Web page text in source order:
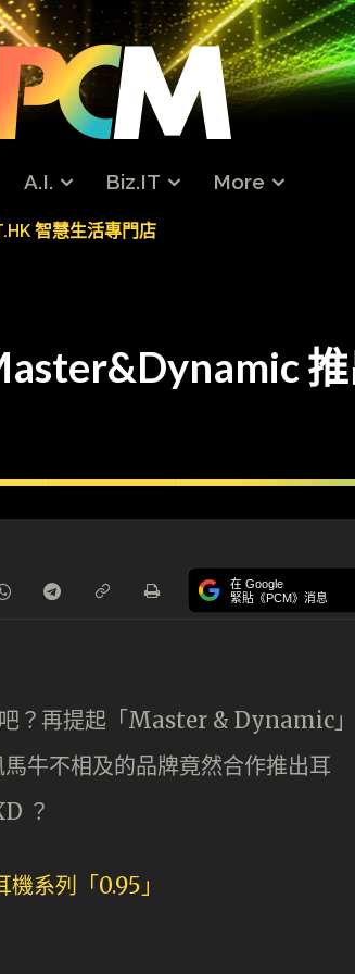
A.I. Biz.IT More
智慧生活專門店
在 Google
緊貼《PCM》消息
？再提起「Master & Dynamic」
牛不相及的品牌竟然合作推出耳
？